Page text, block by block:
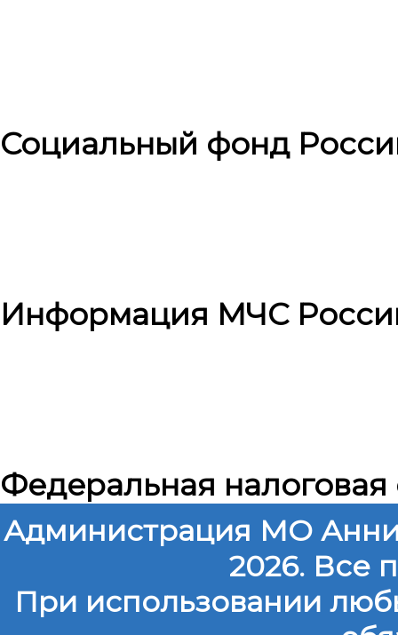
Социальный фонд
Информация МЧС
Федеральная налоговая
Администрация МО
2026. Все
При использовании